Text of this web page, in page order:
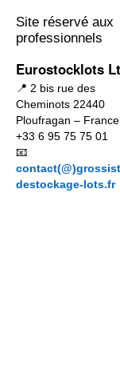
Site réservé aux
professionnels
Eurostocklots
📍 2 bis rue des
Cheminots 22440
Ploufragan –
+33 6 95 75 75 01
📧
destockage-lots.fr